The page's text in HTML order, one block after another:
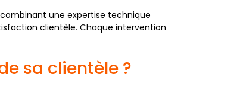
une expertise technique
clientèle. Chaque intervention
sa clientèle ?